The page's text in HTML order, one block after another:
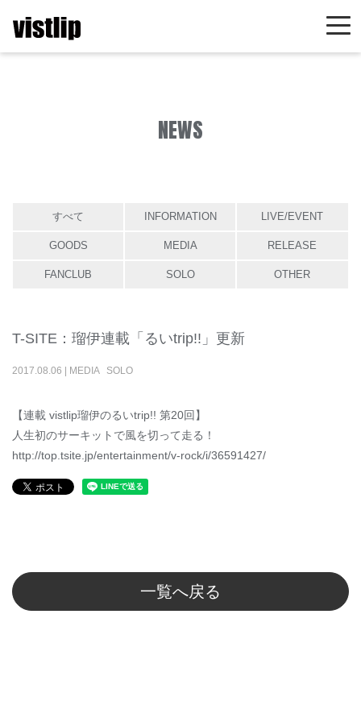
NEWS
すべて INFORMATION LIVE/EVENT
GOODS MEDIA RELEASE
FANCLUB SOLO OTHER
T-SITE：瑠伊連載「るいtrip!!」更新
2017.08.06 MEDIA SOLO
【連載 vistlip瑠伊のるいtrip!! 第20回】
人生初のサーキットで風を切って走る！
http://top.tsite.jp/entertainment/v-rock/i/36591427/
一覧へ戻る